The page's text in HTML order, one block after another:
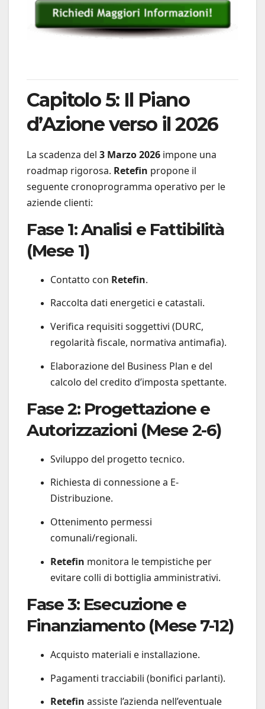
Capitolo 5: Il Piano
d’Azione verso il 2026
La scadenza del 3 Marzo 2026 impone una
roadmap rigorosa. Retefin propone il
seguente cronoprogramma operativo per le
aziende clienti:
Fase 1: Analisi e Fattibilità
(Mese 1)
Contatto con Retefin.
Raccolta dati energetici e catastali.
Verifica requisiti soggettivi (DURC,
regolarità fiscale, normativa antimafia).
Elaborazione del Business Plan e del
calcolo del credito d’imposta spettante.
Fase 2: Progettazione e
Autorizzazioni (Mese 2-6)
Sviluppo del progetto tecnico.
Richiesta di connessione a E-
Distribuzione.
Ottenimento permessi
comunali/regionali.
Retefin monitora le tempistiche per
evitare colli di bottiglia amministrativi.
Fase 3: Esecuzione e
Finanziamento (Mese 7-12)
Acquisto materiali e installazione.
Pagamenti tracciabili (bonifici parlanti).
Retefin assiste l’azienda nell’eventuale